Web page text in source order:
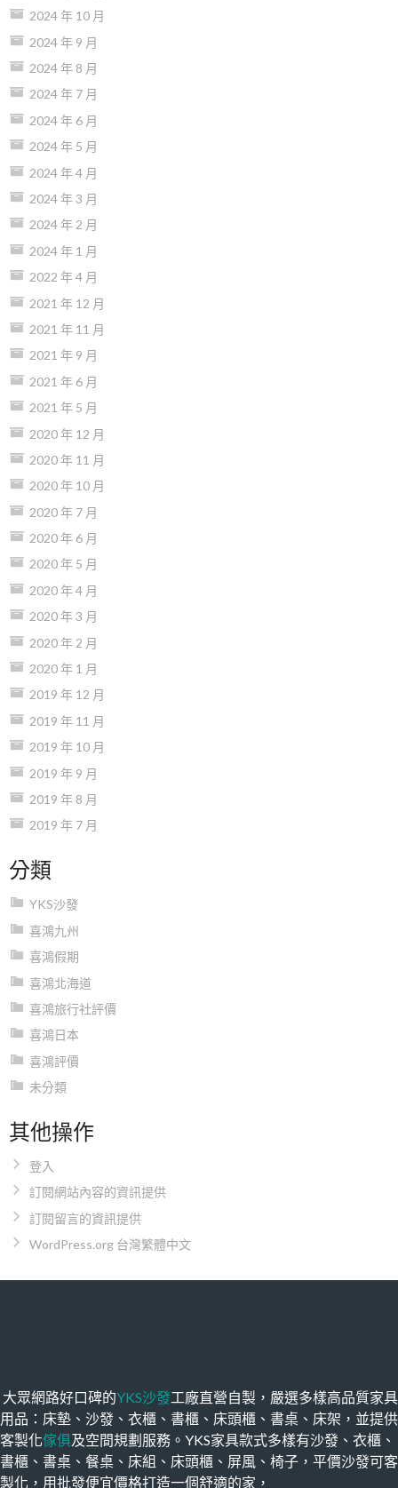
2024 年 10 月
2024 年 9 月
2024 年 8 月
2024 年 7 月
2024 年 6 月
2024 年 5 月
2024 年 4 月
2024 年 3 月
2024 年 2 月
2024 年 1 月
2022 年 4 月
2021 年 12 月
2021 年 11 月
2021 年 9 月
2021 年 6 月
2021 年 5 月
2020 年 12 月
2020 年 11 月
2020 年 10 月
2020 年 7 月
2020 年 6 月
2020 年 5 月
2020 年 4 月
2020 年 3 月
2020 年 2 月
2020 年 1 月
2019 年 12 月
2019 年 11 月
2019 年 10 月
2019 年 9 月
2019 年 8 月
2019 年 7 月
分類
YKS沙發
喜鴻九州
喜鴻假期
喜鴻北海道
喜鴻旅行社評價
喜鴻日本
喜鴻評價
未分類
其他操作
登入
訂閱網站內容的資訊提供
訂閱留言的資訊提供
WordPress.org 台灣繁體中文
大眾網路好口碑的YKS沙發工廠直營自製，嚴選多樣高品質家具
用品：床墊、沙發、衣櫃、書櫃、床頭櫃、書桌、床架，並提供
客製化傢俱及空間規劃服務。YKS家具款式多樣有沙發、衣櫃、
書櫃、書桌、餐桌、床組、床頭櫃、屏風、椅子，平價沙發可客
製化，用批發便宜價格打造一個舒適的家，